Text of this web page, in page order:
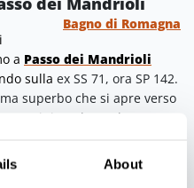
About
Bagno di Romagna
a Passo dei Mandrioli
sulla ex SS 71, ora SP 142.
superbo che si apre verso
a sinistra lungo la
si attraversa l'asfaltata